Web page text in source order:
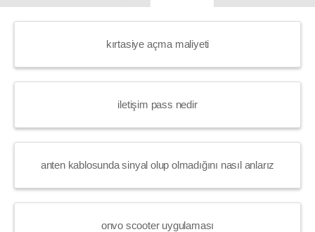
kırtasiye açma maliyeti
iletişim pass nedir
anten kablosunda sinyal olup olmadığını nasıl anlarız
onvo scooter uygulaması